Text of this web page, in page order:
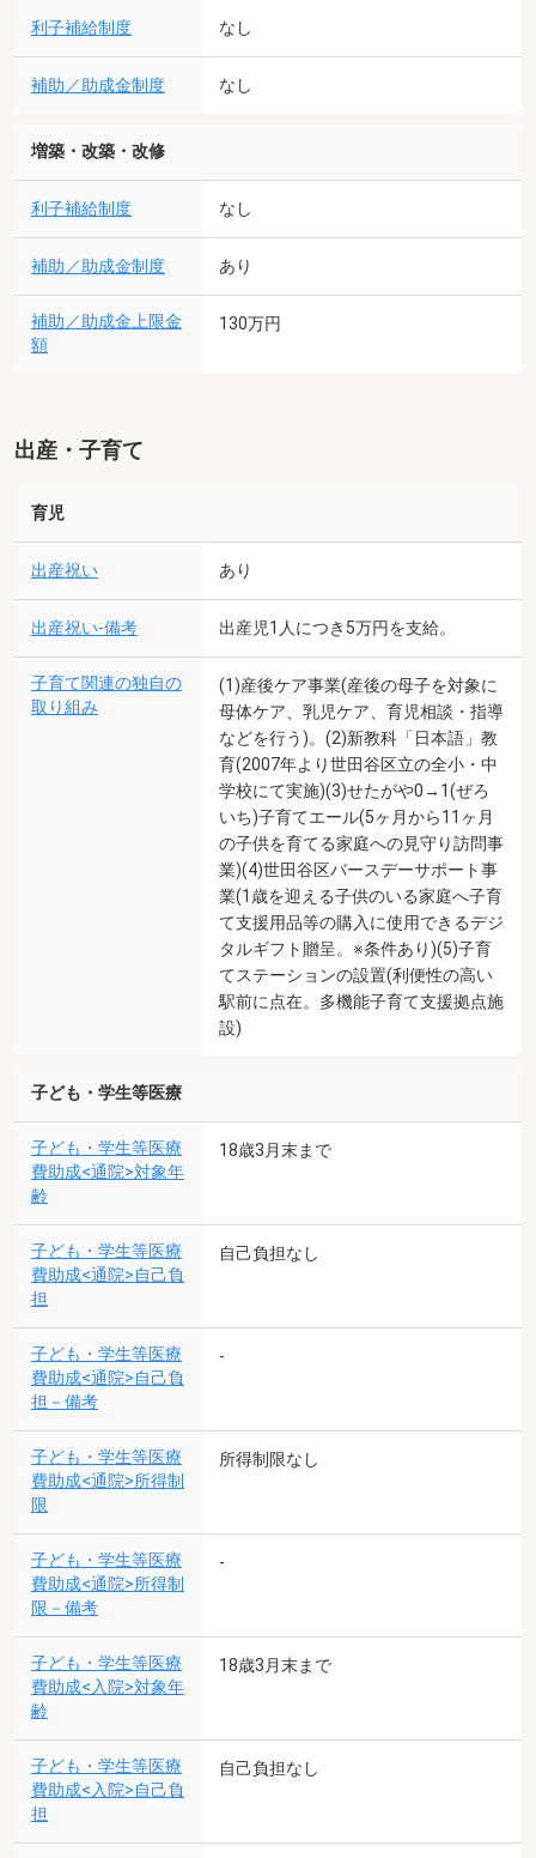
利子補給制度 なし
補助／助成金制度 なし
増築・改築・改修
利子補給制度 なし
補助／助成金制度 あり
補助／助成金上限金
額
130万円
出産・子育て
育児
出産祝い あり
出産祝い-備考 出産児1人につき5万円を支給。
子育て関連の独自の
取り組み
(1)産後ケア事業(産後の母子を対象に
母体ケア、乳児ケア、育児相談・指導
などを行う)。(2)新教科「日本語」教
育(2007年より世田谷区立の全小・中
学校にて実施)(3)せたがや0→1(ぜろ
いち)子育てエール(5ヶ月から11ヶ月
の子供を育てる家庭への見守り訪問事
業)(4)世田谷区バースデーサポート事
業(1歳を迎える子供のいる家庭へ子育
て支援用品等の購入に使用できるデジ
タルギフト贈呈。※条件あり)(5)子育
てステーションの設置(利便性の高い
駅前に点在。多機能子育て支援拠点施
設)
子ども・学生等医療
子ども・学生等医療
費助成<通院>対象年
齢
18歳3月末まで
子ども・学生等医療
費助成<通院>自己負
担
自己負担なし
子ども・学生等医療
費助成<通院>自己負
担－備考
-
子ども・学生等医療
費助成<通院>所得制
限
所得制限なし
子ども・学生等医療
費助成<通院>所得制
限－備考
-
子ども・学生等医療
費助成<入院>対象年
齢
18歳3月末まで
子ども・学生等医療
費助成<入院>自己負
担
自己負担なし